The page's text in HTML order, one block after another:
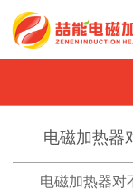
电磁加热器
电磁加热器对